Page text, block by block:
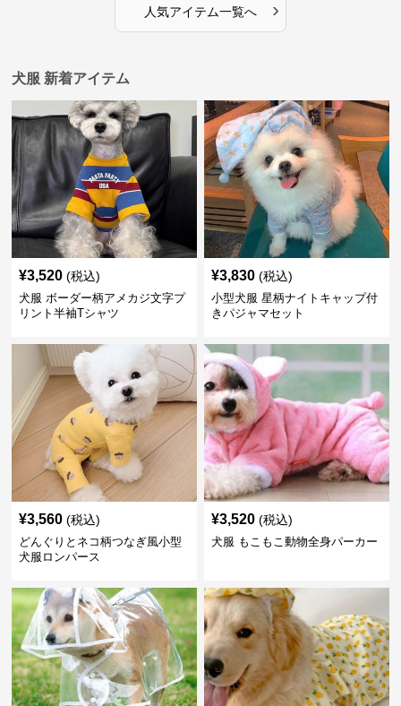
人気アイテム一覧へ ›
犬服 新着アイテム
¥3,520 (税込)
犬服 ボーダー柄アメカジ文字プ
リント半袖Tシャツ
¥3,830 (税込)
小型犬服 星柄ナイトキャップ付
きパジャマセット
¥3,560 (税込)
どんぐりとネコ柄つなぎ風小型
犬服ロンパース
¥3,520 (税込)
犬服 もこもこ動物全身パーカー